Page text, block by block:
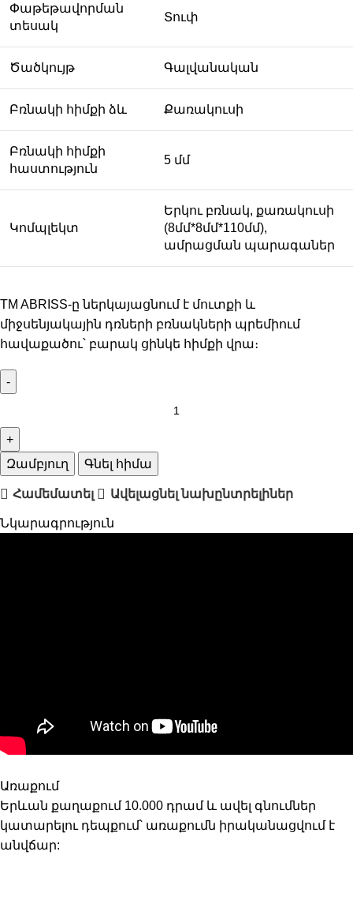
Փաթեթավորման
տեսակ
Տուփ
Ծածկույթ Գալվանական
Բռնակի հիմքի ձև Քառակուսի
Բռնակի հիմքի
հաստություն
5 մմ
Կոմպլեկտ
Երկու բռնակ, քառակուսի
(8մմ*8մմ*110մմ),
ամրացման պարագաներ
TM ABRISS-ը ներկայացնում է մուտքի և
միջսենյակային դռների բռնակների պրեմիում
հավաքածու՝ բարակ ցինկե հիմքի վրա։
Զամբյուղ Գնել հիմա
Համեմատել Ավելացնել նախընտրելիներ
Նկարագրություն
Առաքում
Երևան քաղաքում 10.000 դրամ և ավել գնումներ
կատարելու դեպքում՝ առաքումն իրականացվում է
անվճար: